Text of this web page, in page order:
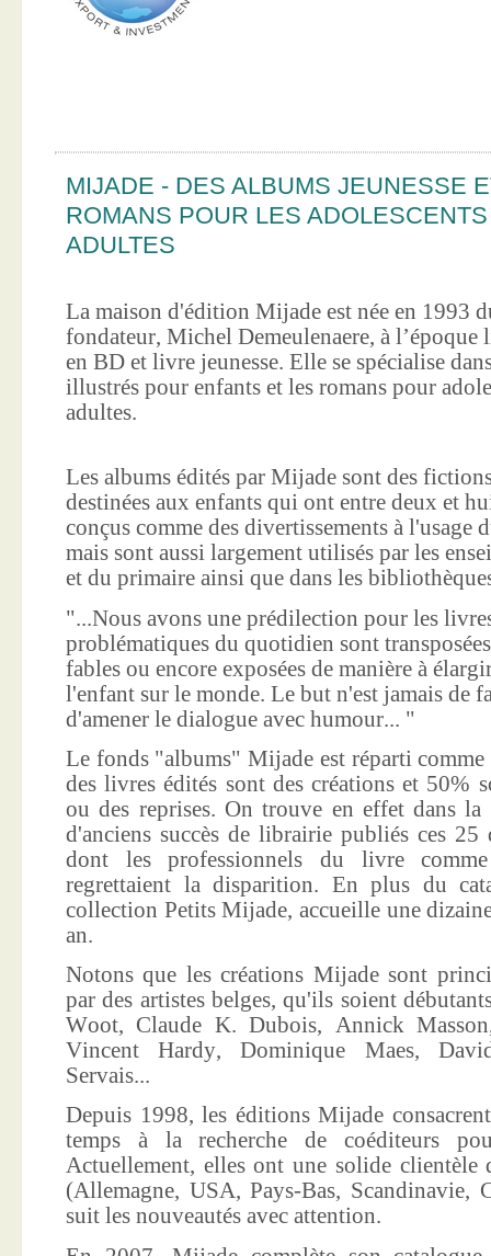
MIJADE - DES ALBUMS JEUNESSE
ROMANS POUR LES
ADULTES
La maison d'édition Mijade est née en 1993
fondateur, Michel Demeulenaere, à l’époque
en BD et livre jeunesse. Elle se spécialise
illustrés pour enfants et les romans pour
adultes.
Les albums édités par Mijade sont des
destinées aux enfants qui ont entre deux et
conçus comme des divertissements à
mais sont aussi largement utilisés par les
et du primaire ainsi que dans les
"...Nous avons une prédilection pour les
problématiques du quotidien sont
fables ou encore exposées de manière à
l'enfant sur le monde. Le but n'est jamais de
d'amener le dialogue avec humour... "
Le fonds "albums" Mijade est réparti
des livres édités sont des créations et 50%
ou des reprises. On trouve en effet dans
d'anciens succès de librairie publiés ces 25
dont les professionnels du livre
regrettaient la disparition. En plus du
collection Petits Mijade, accueille une
an.
Notons que les créations Mijade sont
par des artistes belges, qu'ils soient
Woot, Claude K. Dubois, Annick
Vincent Hardy, Dominique Maes,
Servais...
Depuis 1998, les éditions Mijade
temps à la recherche de coéditeurs
Actuellement, elles ont une solide clientèle
(Allemagne, USA, Pays-Bas, Scandinavie,
suit les nouveautés avec attention.